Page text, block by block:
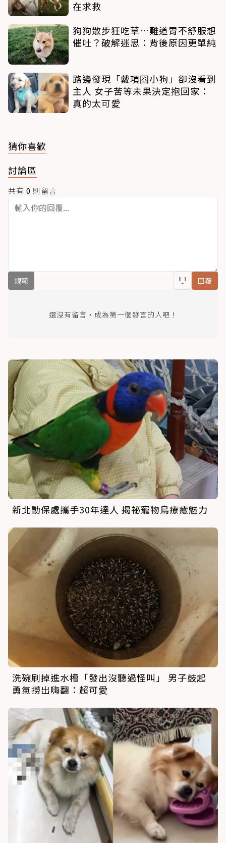
在求救
狗狗散步狂吃草…難道胃不舒服想
催吐？破解迷思：背後原因更單純
路邊發現「戴項圈小狗」卻沒看到
主人 女子苦等未果決定抱回家：
真的太可愛
猜你喜歡
討論區
共有 0 則留言
規範 回覆
還沒有留言，成為第一個發言的人吧！
新北動保處攜手30年達人 揭祕寵物鳥療癒魅力
洗碗刷掉進水槽「發出沒聽過怪叫」 男子鼓起
勇氣撈出嗨翻：超可愛